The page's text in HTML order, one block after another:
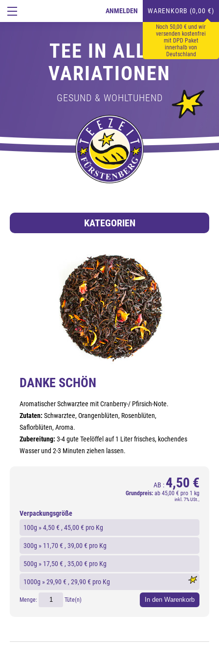
ANMELDEN WARENKORB (0,00 €)
Noch 50,00 € und wir
versenden kostenfrei
mit DPD Paket
innerhalb von
Deutschland
TEE IN ALLEN
VARIATIONEN
GESUND & WOHLTUHEND
KATEGORIEN
DANKE SCHÖN
Aromatischer Schwarztee mit Cranberry-/ Pfirsich-Note.
Zutaten: Schwarztee, Orangenblüten, Rosenblüten,
Saflorblüten, Aroma.
Zubereitung: 3-4 gute Teelöffel auf 1 Liter frisches, kochendes
Wasser und 2-3 Minuten ziehen lassen.
AB : 4,50 €
Grundpreis: ab 45,00 € pro 1 kg
inkl. 7% USt.,
Verpackungsgröße
100g »4,50 € , 45,00 € pro Kg
300g » 11,70 € , 39,00 € pro Kg
500g » 17,50 € , 35,00 € pro Kg
1000g »29,90 € , 29,90 € pro Kg
Menge: Tüte(n) In den Warenkorb